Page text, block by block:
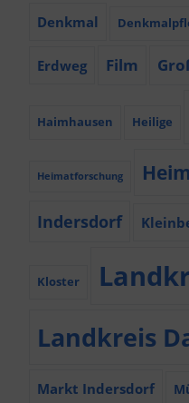
Denkmal
Erdweg Film
Haimhausen Heilige
Heimatforschung
Indersdorf
Kloster
Landkreis
Markt Indersdorf